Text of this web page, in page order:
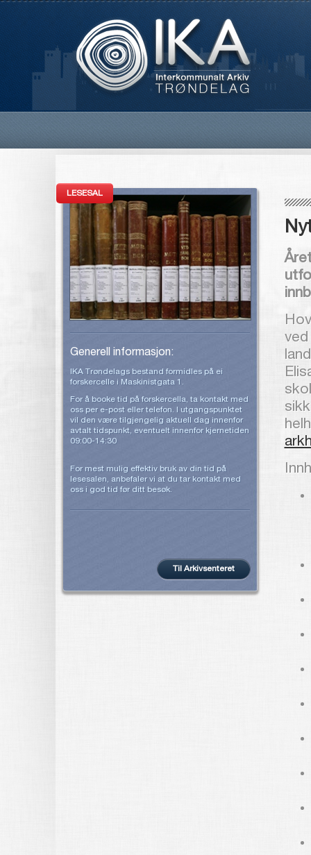
LESESAL
Generell informasjon:
IKA Trøndelags bestand formidles på ei
forskercelle i Maskinistgata 1.
For å booke tid på forskercella, ta kontakt med
oss per e-post eller telefon. I utgangspunktet
vil den være tilgjengelig aktuell dag innenfor
avtalt tidspunkt, eventuelt innenfor kjernetiden
09:00-14:30
For mest mulig effektiv bruk av din tid på
lesesalen, anbefaler vi at du tar kontakt med
oss i god tid før ditt besøk.
Til Arkivsenteret